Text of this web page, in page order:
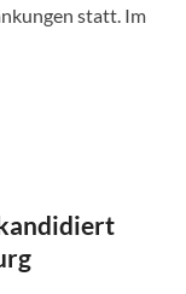
statt. Im